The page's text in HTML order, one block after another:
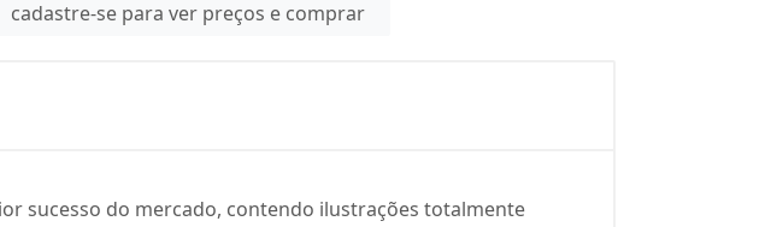
cadastre-se para ver preços e comprar
sucesso do mercado, contendo ilustrações totalmente